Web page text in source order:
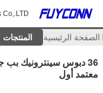
Co,.LTD
الصفحة الرئيسية المنتجات
معتمد أول